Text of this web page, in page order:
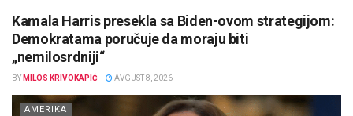
Kamala Harris presekla sa Biden-ovom strategijom:
Demokratama poručuje da moraju biti
„nemilosrdniji“
BY MILOS KRIVOKAPIĆ AVGUST 8, 2026
AMERIKA